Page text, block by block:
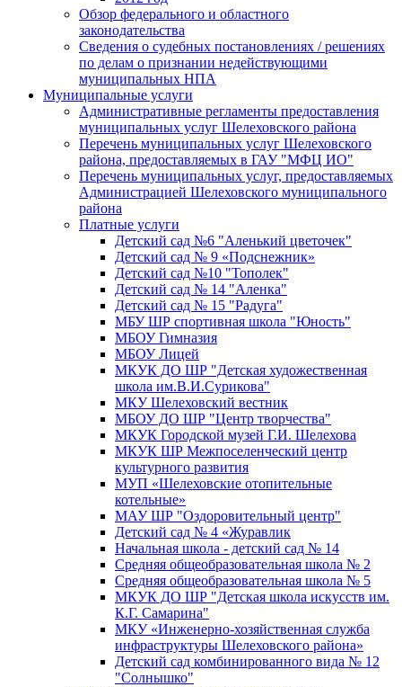
Обзор федерального и областного
законодательства
Сведения о судебных постановлениях / решениях
по делам о признании недействующими
муниципальных НПА
Муниципальные услуги
Административные регламенты предоставления
муниципальных услуг Шелеховского района
Перечень муниципальных услуг Шелеховского
района, предоставляемых в ГАУ "МФЦ ИО"
Перечень муниципальных услуг, предоставляемых
Администрацией Шелеховского муниципального
района
Платные услуги
Детский сад №6 "Аленький цветочек"
Детский сад № 9 «Подснежник»
Детский сад №10 "Тополек"
Детский сад № 14 "Аленка"
Детский сад № 15 "Радуга"
МБУ ШР спортивная школа "Юность"
МБОУ Гимназия
МБОУ Лицей
МКУК ДО ШР "Детская художественная
школа им.В.И.Сурикова"
МКУ Шелеховский вестник
МБОУ ДО ШР "Центр творчества"
МКУК Городской музей Г.И. Шелехова
МКУК ШР Межпоселенческий центр
культурного развития
МУП «Шелеховские отопительные
котельные»
МАУ ШР "Оздоровительный центр"
Детский сад № 4 «Журавлик
Начальная школа - детский сад № 14
Средняя общеобразовательная школа № 2
Средняя общеобразовательная школа № 5
МКУК ДО ШР "Детская школа искусств им.
К.Г. Самарина"
МКУ «Инженерно-хозяйственная служба
инфраструктуры Шелеховского района»
Детский сад комбинированного вида № 12
"Солнышко"